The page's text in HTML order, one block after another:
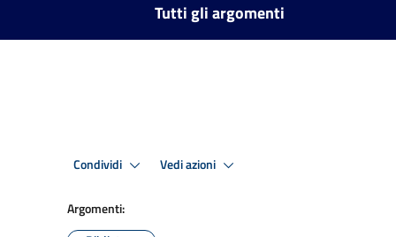
Tutti gli argomenti
Condividi Vedi azioni
Argomenti: